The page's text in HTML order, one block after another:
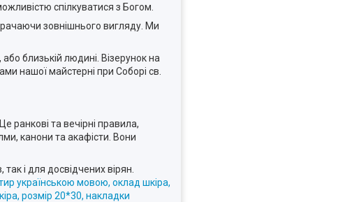
спілкуватися з Богом.
зовнішнього вигляду. Ми
близькій людині. Візерунок на
нашої майстерні при Соборі св.
ранкові та вечірні правила,
канони та акафісти. Вони
і для досвідчених вірян.
українською мовою, оклад шкіра,
розмір 20*30, накладки